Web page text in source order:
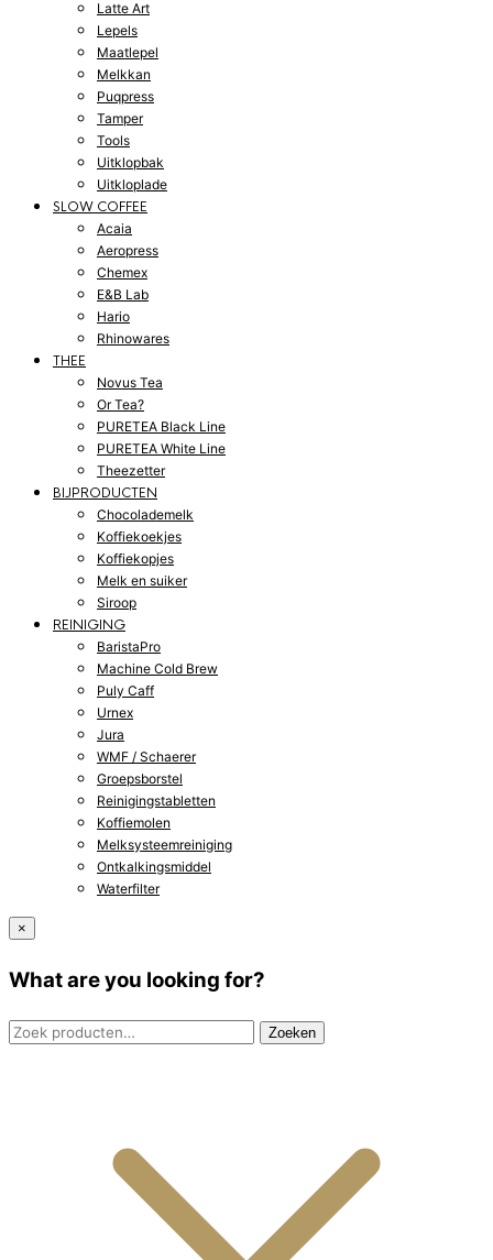
Latte Art
Lepels
Maatlepel
Melkkan
Puqpress
Tamper
Tools
Uitklopbak
Uitkloplade
SLOW COFFEE
Acaia
Aeropress
Chemex
E&B Lab
Hario
Rhinowares
THEE
Novus Tea
Or Tea?
PURETEA Black Line
PURETEA White Line
Theezetter
BIJPRODUCTEN
Chocolademelk
Koffiekoekjes
Koffiekopjes
Melk en suiker
Siroop
REINIGING
BaristaPro
Machine Cold Brew
Puly Caff
Urnex
Jura
WMF / Schaerer
Groepsborstel
Reinigingstabletten
Koffiemolen
Melksysteemreiniging
Ontkalkingsmiddel
Waterfilter
×
What are you looking for?
Zoeken
Zoeken